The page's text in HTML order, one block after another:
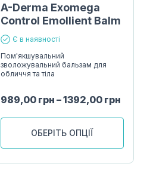
A-Derma Exomega
Control Emollient Balm
Є в наявності
Пом'якшувальний
зволожувальний бальзам для
обличчя та тіла
989,00 грн –1392,00 грн
ОБЕРІТЬ ОПЦІЇ